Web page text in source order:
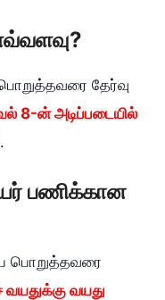
தேர்வு
8-ன் அடிப்படையில்
பணிக்கான
பொறுத்தவரை
வயது